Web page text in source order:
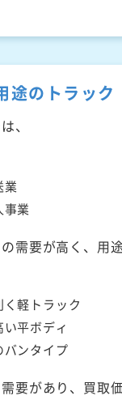
途のトラック
、
業
事業
需要が高く、用
軽トラック
平ボディ
バンタイプ
要があり、買取